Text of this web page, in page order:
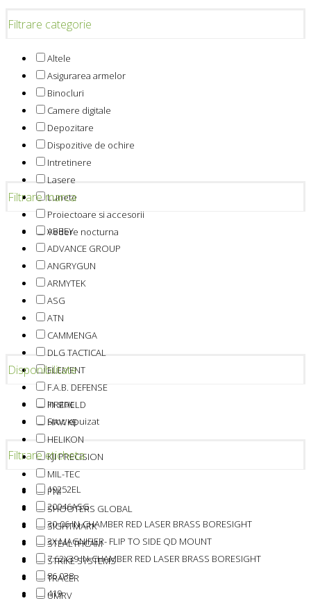
Filtrare categorie
Altele
Asigurarea armelor
Binocluri
Camere digitale
Depozitare
Dispozitive de ochire
Intretinere
Lasere
Lunete
Proiectoare si accesorii
Vedere nocturna
Filtrare marca
ABBEY
ADVANCE GROUP
ANGRYGUN
ARMYTEK
ASG
ATN
CAMMENGA
DLG TACTICAL
ELEMENT
F.A.B. DEFENSE
FIREFIELD
HAWKE
HELIKON
KJI PRECISION
MIL-TEC
PNI
SHOOTERS GLOBAL
SIGHTMARK
STEALTHCAM
STRIKE SYSTEMS
TRACER
UMRV
Disponibilitate
In stoc
Stoc epuizat
Filtrare eticheta
19252EL
20046ASG
30-06 IN-CHAMBER RED LASER BRASS BORESIGHT
3X MAGNIFIER- FLIP TO SIDE QD MOUNT
7.62X39 IN-CHAMBER RED LASER BRASS BORESIGHT
86.038
419